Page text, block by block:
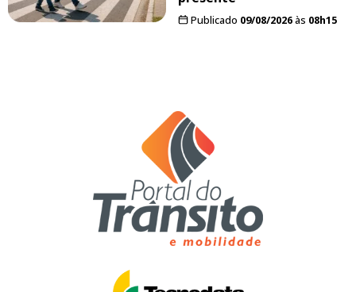
Publicado 09/08/2026às 08h15